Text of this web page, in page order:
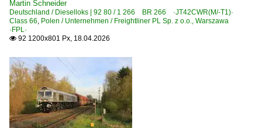
Wörth (Rhein)
Zscherben
~ Sonstige
Bahnhöfe (stillgelegt)
Reuden
Martin Schneider
Deutschland / Dieselloks | 92 80 / 1 266 BR 266 ·JT42CWR(M/-T1)·
Class 66, Polen / Unternehmen / Freightliner PL Sp. z o.o., Warszawa
·FPL·
 92 1200x801 Px, 18.04.2026